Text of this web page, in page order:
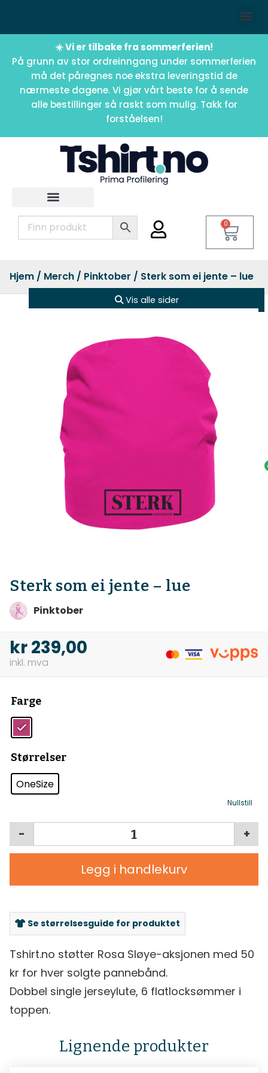
☀️ Vi er tilbake fra sommerferien!
På grunn av stor ordreinngang under sommerferien
må det påregnes noe ekstra leveringstid de
nærmeste dagene. Vi gjør vårt beste for å sende
alle bestillinger så raskt som mulig. Takk for
forståelsen!
0
Hjem / Merch / Pinktober / Sterk som ei jente – lue
Vis alle sider
Sterk som ei jente – lue
Pinktober
kr239,00
Farge
Størrelser
OneSize
Nullstill
+
-
Legg i handlekurv
Se størrelsesguide for produktet
Tshirt.no støtter Rosa Sløye-aksjonen med 50
kr for hver solgte pannebånd.
Dobbel single jerseylute, 6 flatlocksømmer i
toppen.
Lignende produkter